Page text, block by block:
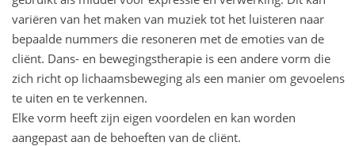
variëren van het maken van muziek tot het luisteren naar
bepaalde nummers die resoneren met de emoties van de
cliënt. Dans- en bewegingstherapie is een andere vorm die
zich richt op lichaamsbeweging als een manier om gevoelens
te uiten en te verkennen.
Elke vorm heeft zijn eigen voordelen en kan worden
aangepast aan de behoeften van de cliënt.